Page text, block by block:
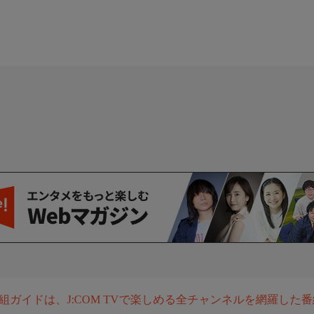
ガイドは、J:COM TVで楽しめる全チャンネルを網羅した番